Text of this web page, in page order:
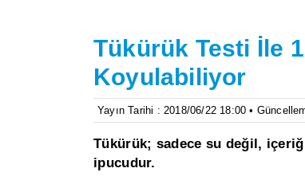
Tükürük Testi İle
Koyulabiliyor
Yayın Tarihi : 2018/06/22 18:00 •
Tükürük; sadece su değil,
ipucudur.